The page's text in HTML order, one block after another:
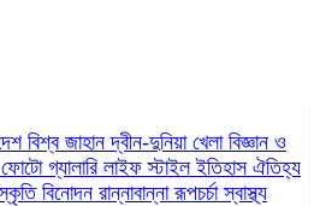
বিশ্ব জাহানদ্বীন-দুনিয়া খেলা বিজ্ঞান ও
ফোটো গ্যালারি লাইফ স্টাইলইতিহাস ঐতিহ্য
বিনোদন রান্নাবান্নারূপচর্চাস্বাস্থ্য